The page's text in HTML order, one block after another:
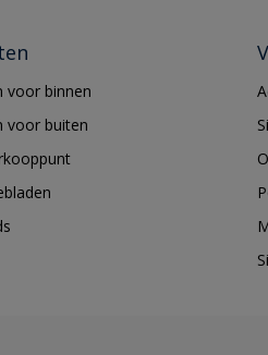
voor binnen
voor buiten